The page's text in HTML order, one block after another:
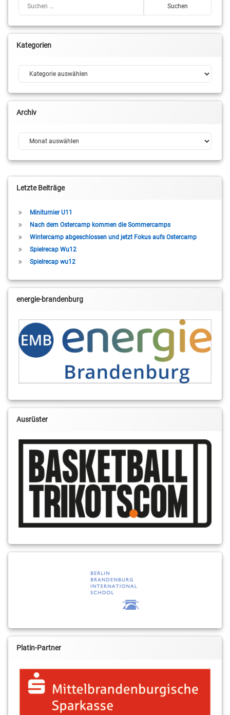
Kategorien
Kategorien
Archiv
Archiv
Letzte Beiträge
Miniturnier U11
Nach dem Ostercamp kommen die Sommercamps
Wintercamp abgeschlossen und jetzt Fokus aufs Ostercamp
Spielrecap Wu12
Spielrecap wu12
energie-brandenburg
Ausrüster
Platin-Partner